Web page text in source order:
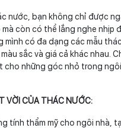
nước, bạn không chỉ được
còn có thể lắng nghe nhịp
mình có đa dạng các mẫu
sắc và giá cả khác nhau.
cho những góc nhỏ trong ngôi
VỜI CỦA THÁC NƯỚC:
tính thẩm mỹ cho ngôi nhà,